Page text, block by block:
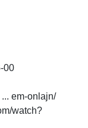
00
em-onlajn/
watch?